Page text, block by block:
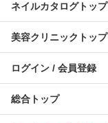
ネイルカタログトップ
美容クリニックトップ
ログイン / 会員登録
総合トップ